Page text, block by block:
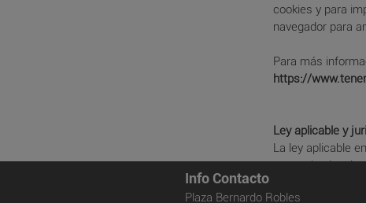
cookies y para
navegador para
Para más
https://
Ley aplicable y
La ley aplicable
este aviso legal,
Cualquier
Info Contacto
Plaza Bernardo Robles